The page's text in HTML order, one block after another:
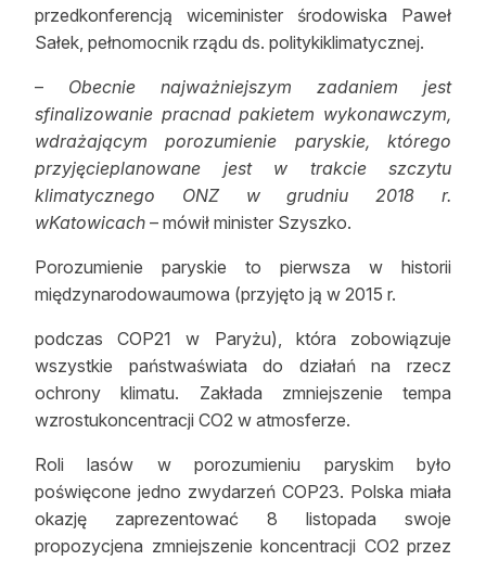
przedkonferencją wiceminister środowiska Paweł
Sałek, pełnomocnik rządu ds. politykiklimatycznej.
– Obecnie najważniejszym zadaniem jest
sfinalizowanie pracnad pakietem wykonawczym,
wdrażającym porozumienie paryskie, którego
przyjęcieplanowane jest w trakcie szczytu
klimatycznego ONZ w grudniu 2018 r.
wKatowicach – mówił minister Szyszko.
Porozumienie paryskie to pierwsza w historii
międzynarodowaumowa (przyjęto ją w 2015 r.
podczas COP21 w Paryżu), która zobowiązuje
wszystkie państwaświata do działań na rzecz
ochrony klimatu. Zakłada zmniejszenie tempa
wzrostukoncentracji CO2 w atmosferze.
Roli lasów w porozumieniu paryskim było
poświęcone jedno zwydarzeń COP23. Polska miała
okazję zaprezentować 8 listopada swoje
propozycjena zmniejszenie koncentracji CO2 przez